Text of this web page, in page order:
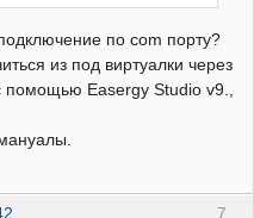
по com порту?
из под виртуалки через
помощью Easergy Studio v9.,
7